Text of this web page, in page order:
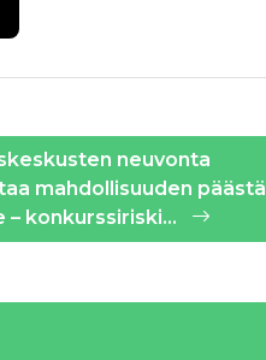
neuvonta
mahdollisuuden päästä
– konkurssiriski…